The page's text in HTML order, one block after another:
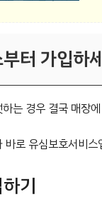
터 가입하
는 경우 결국 매장
로 유심보호서비
기